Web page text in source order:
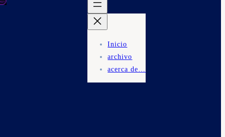
Inicio
archivo
acerca de…